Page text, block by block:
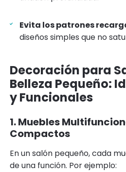
Evita los patrones
diseños simples que no
Decoración para
Belleza Pequeño:
y Funcionales
1. Muebles
Compactos
En un salón pequeño, cada
de una función. Por ejemplo: